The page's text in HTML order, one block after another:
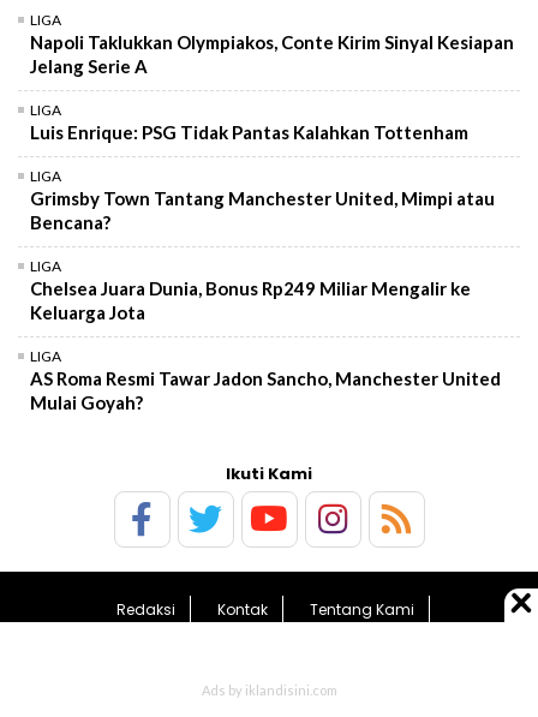
LIGA
Napoli Taklukkan Olympiakos, Conte Kirim Sinyal Kesiapan
Jelang Serie A
LIGA
Luis Enrique: PSG Tidak Pantas Kalahkan Tottenham
LIGA
Grimsby Town Tantang Manchester United, Mimpi atau
Bencana?
LIGA
Chelsea Juara Dunia, Bonus Rp249 Miliar Mengalir ke
Keluarga Jota
LIGA
AS Roma Resmi Tawar Jadon Sancho, Manchester United
Mulai Goyah?
Ikuti Kami
Redaksi Kontak
Tentang Kami